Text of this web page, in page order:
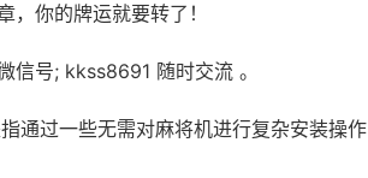
你的牌运就要转了！
信号; kkss8691 随时交流 。
通过一些无需对麻将机进行复杂安装操作